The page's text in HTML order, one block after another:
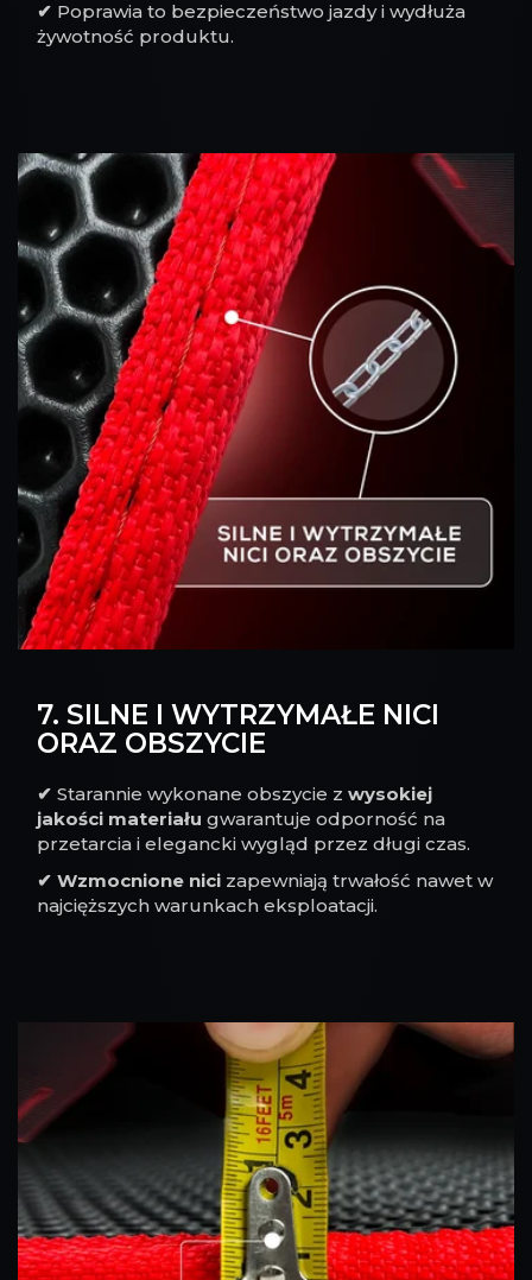
✔ Poprawia to bezpieczeństwo jazdy i wydłuża
żywotność produktu.
7. SILNE I WYTRZYMAŁE NICI
ORAZ OBSZYCIE
✔ Starannie wykonane obszycie z wysokiej
jakości materiału gwarantuje odporność na
przetarcia i elegancki wygląd przez długi czas.
✔ Wzmocnione nici zapewniają trwałość nawet w
najcięższych warunkach eksploatacji.